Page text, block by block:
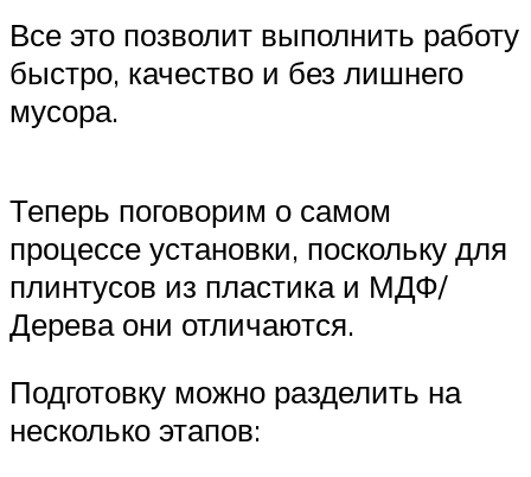
Все это позволит выполнить работу
быстро, качество и без лишнего
мусора.
Теперь поговорим о самом
процессе установки, поскольку для
плинтусов из пластика и МДФ/
Дерева они отличаются.
Подготовку можно разделить на
несколько этапов: